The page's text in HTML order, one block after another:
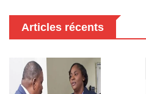
Articles récents